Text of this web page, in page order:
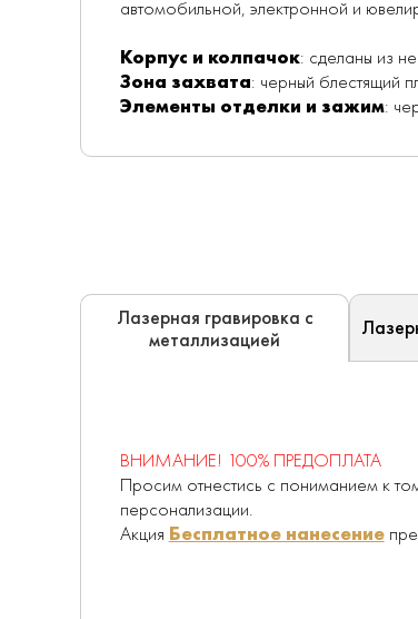
автомобильной, электронной и
Корпус и колпачок: сделаны из
Зона захвата: черный блестящий
Элементы отделки и зажим:
Лазерная гравировка с
металлизацией
ВНИМАНИЕ! 100% ПРЕДОПЛАТА
Просим отнестись с пониманием к
персонализации.
Акция Бесплатное нанесение